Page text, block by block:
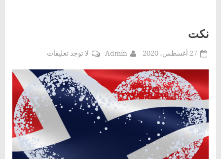
نكت
Posted
27 أغسطس، 2020 By
Admin لا توجد تعليقاتعلى